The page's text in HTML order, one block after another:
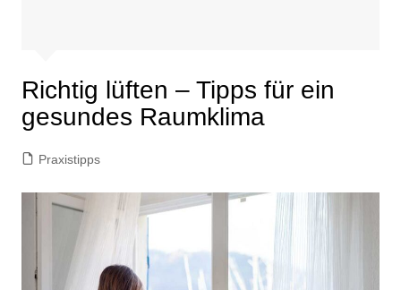
Richtig lüften – Tipps für ein
gesundes Raumklima
Praxistipps